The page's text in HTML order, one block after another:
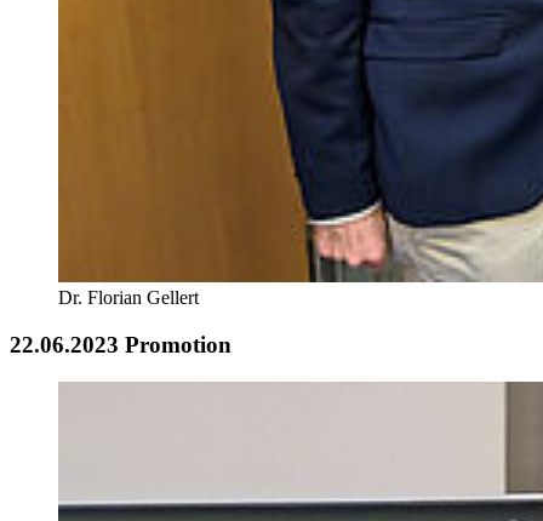
Dr. Florian Gellert
22.06.2023 Promotion